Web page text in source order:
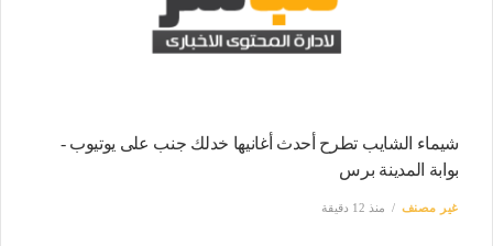
شيماء الشايب تطرح أحدث أغانيها خدلك جنب على يوتيوب -
بوابة المدينة برس
غير مصنف منذ 12 دقيقة